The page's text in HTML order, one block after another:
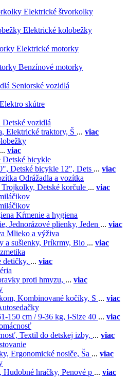
Elektrické štvorkolky
Elektrické kolobežky
Elektrické motorky
Benzínové motorky
Seniorské vozidlá
Elektro skútre
Detské vozidlá
Elektrické traktory, Š ... viac
... viac
Detské bicykle
Detské bicykle 12", Dets ... viac
Odrážadla a vozítka
Trojkolky, Detské korčule ... viac
Kŕmenie a hygiena
Jednorázové plienky, Jeden ... viac
Mlieko a výživa
a sušienky, Príkrmy, Bio ... viac
detičky, ... viac
proti hmyzu, ... viac
Kombinované kočíky, S ... viac
150 cm / 9-36 kg, i-Size 40 ... viac
Textil do detskej izby, ... viac
Ergonomické nosiče, Ša ... viac
Hudobné hračky, Penové p ... viac